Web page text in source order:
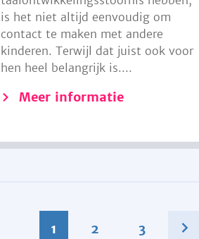
is het niet altijd eenvoudig om
contact te maken met andere
kinderen. Terwijl dat juist ook voor
hen heel belangrijk is....
Meer informatie
1 2 3